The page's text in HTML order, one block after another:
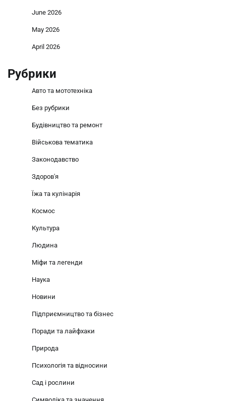
June 2026
May 2026
April 2026
Рубрики
Авто та мототехніка
Без рубрики
Будівництво та ремонт
Військова тематика
Законодавство
Здоров'я
Їжа та кулінарія
Космос
Культура
Людина
Міфи та легенди
Наука
Новини
Підприємництво та бізнес
Поради та лайфхаки
Природа
Психологія та відносини
Сад і рослини